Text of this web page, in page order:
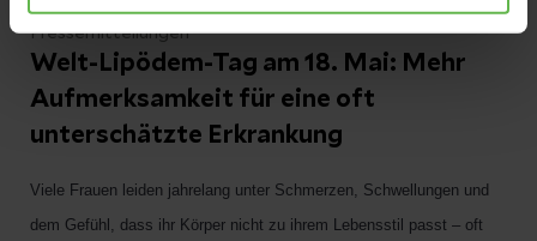
Pressemitteilungen
Welt-Lipödem-Tag am 18. Mai: Mehr
Aufmerksamkeit für eine oft
unterschätzte Erkrankung
Viele Frauen leiden jahrelang unter Schmerzen, Schwellungen und
dem Gefühl, dass ihr Körper nicht zu ihrem Lebensstil passt – oft